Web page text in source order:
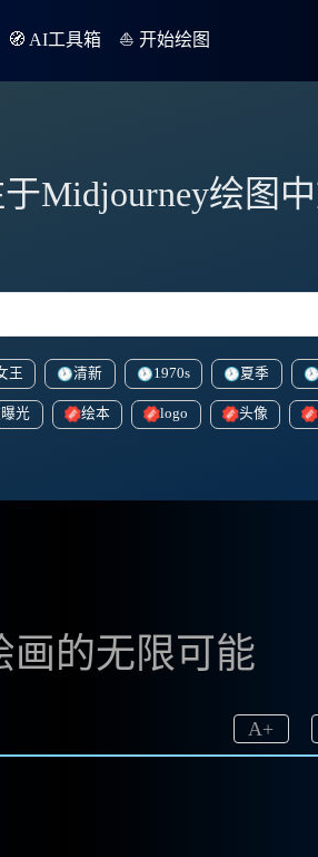
🧭 AI工具箱 ⛵️ 开始绘图
Midjourney绘图
王 清新 1970s 夏季
光 绘本 logo 头像
画的无限可能
A+